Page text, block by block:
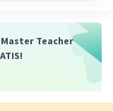
Teacher